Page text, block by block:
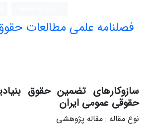
فصلنامه علمی مطالعات
سازوکارهای تضمین حقوق
حقوقی عمومی ایران
نوع مقاله : مقاله پژوهشی